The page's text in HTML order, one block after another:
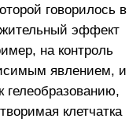
говорилось в
эффект
на контроль
явлением, и
гелеобразованию,
клетчатка